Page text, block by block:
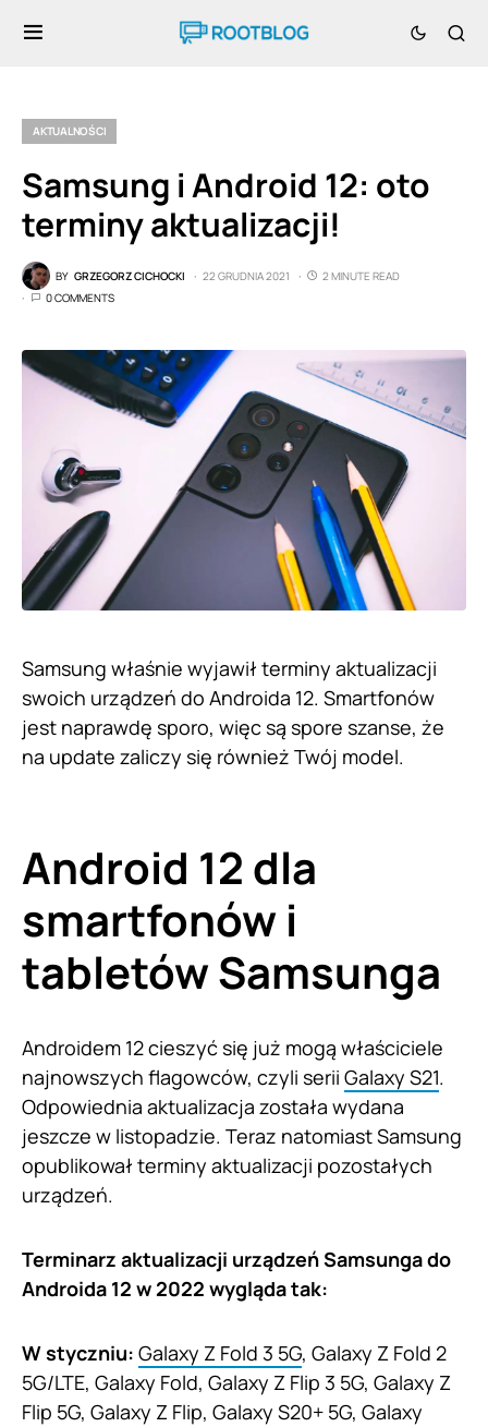
AKTUALNOŚCI
Samsung i Android 12: oto
terminy aktualizacji!
BY GRZEGORZ CICHOCKI 22 GRUDNIA 2021
2 MINUTE READ
0 COMMENTS
Samsung właśnie wyjawił terminy aktualizacji
swoich urządzeń do Androida 12. Smartfonów
jest naprawdę sporo, więc są spore szanse, że
na update zaliczy się również Twój model.
Android 12 dla
smartfonów i
tabletów Samsunga
Androidem 12 cieszyć się już mogą właściciele
najnowszych flagowców, czyli serii Galaxy S21.
Odpowiednia aktualizacja została wydana
jeszcze w listopadzie. Teraz natomiast Samsung
opublikował terminy aktualizacji pozostałych
urządzeń.
Terminarz aktualizacji urządzeń Samsunga do
Androida 12 w 2022 wygląda tak:
W styczniu: Galaxy Z Fold 3 5G, Galaxy Z Fold 2
5G/LTE, Galaxy Fold, Galaxy Z Flip 3 5G, Galaxy Z
Flip 5G, Galaxy Z Flip, Galaxy S20+ 5G, Galaxy